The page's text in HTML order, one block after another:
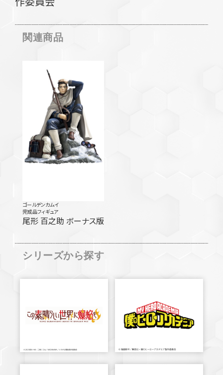
関連商品
ゴールデンカムイ
完成品フィギュア
尾形 百之助 ボーナス版
シリーズから探す